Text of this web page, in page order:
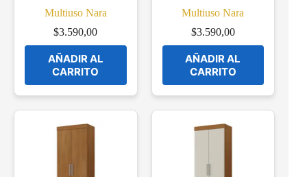
Multiuso Nara
$3.590,00
AÑADIR AL
CARRITO
Multiuso Nara
$3.590,00
AÑADIR AL
CARRITO